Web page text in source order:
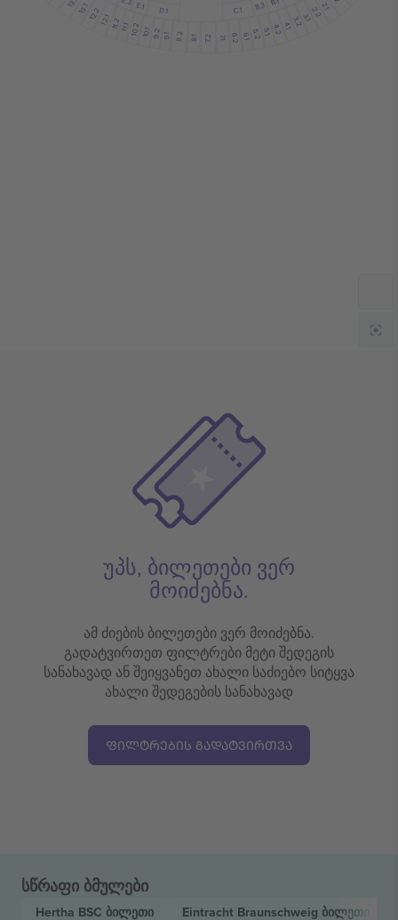
C.1
D.1 B.3
E.1
6.1
6.2
7.1
7.2
8.1
8.2
9.1
9.2
4.1
4.2
5.2 5.1
10.1
10.2
11.1
11.2 3.1
3.2
2.1
2.2
12.1
12.2
13.1
უპს, ბილეთები ვერ
მოიძებნა.
ამ ძიების ბილეთები ვერ მოიძებნა.
გადატვირთეთ ფილტრები მეტი შედეგის
სანახავად ან შეიყვანეთ ახალი საძიებო სიტყვა
ახალი შედეგების სანახავად
ᲤᲘᲚᲢᲠᲔᲑᲘᲡ ᲒᲐᲓᲐᲢᲕᲘᲠᲗᲕᲐ
სწრაფი ბმულები
Hertha BSC ბილეთი Eintracht Braunschweig ბილეთი